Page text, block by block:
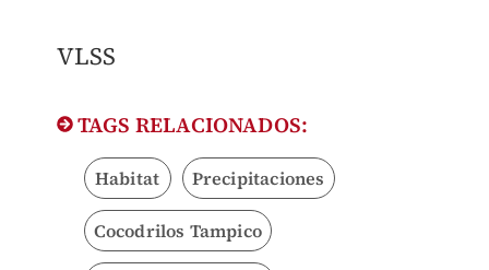
VLSS
TAGS RELACIONADOS:
Habitat Precipitaciones
Cocodrilos Tampico